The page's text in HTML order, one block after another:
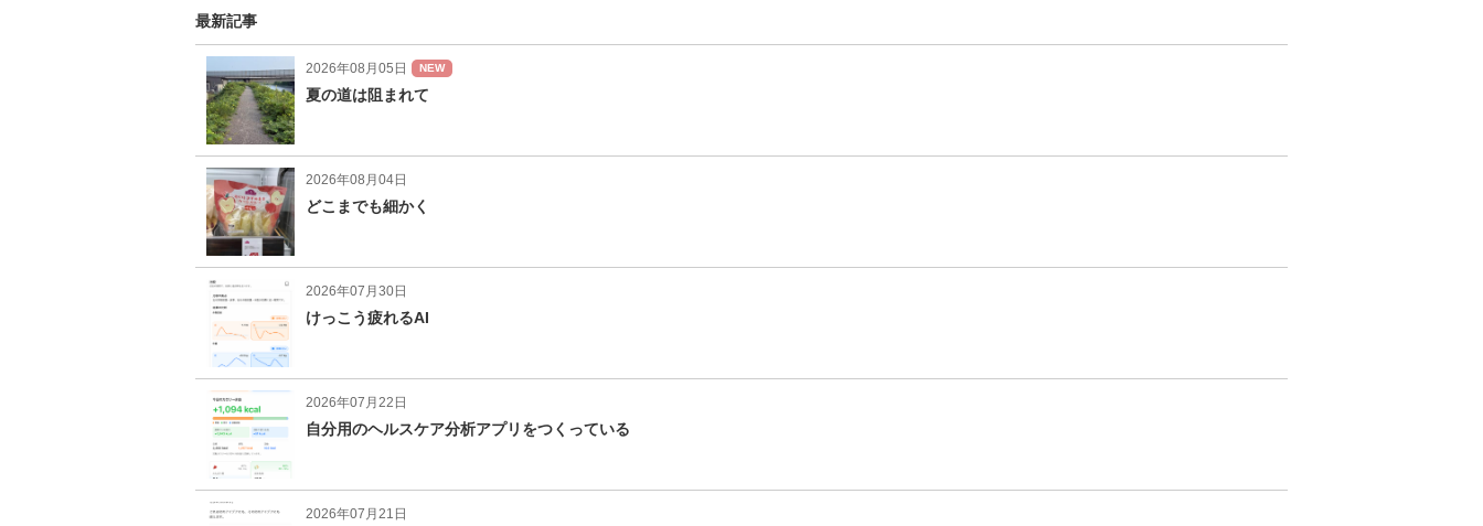
最新記事
2026年08月05日 NEW
夏の道は阻まれて
2026年08月04日
どこまでも細かく
2026年07月30日
けっこう疲れるAI
2026年07月22日
自分用のヘルスケア分析アプリをつくっている
2026年07月21日